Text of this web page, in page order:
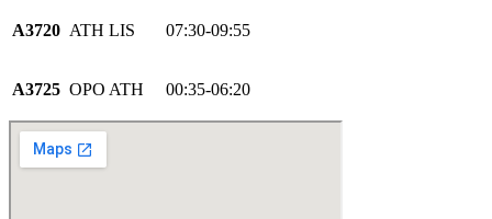
Α3720 ATH LIS 07:30-09:55
A3725 OPO ATH 00:35-06:20